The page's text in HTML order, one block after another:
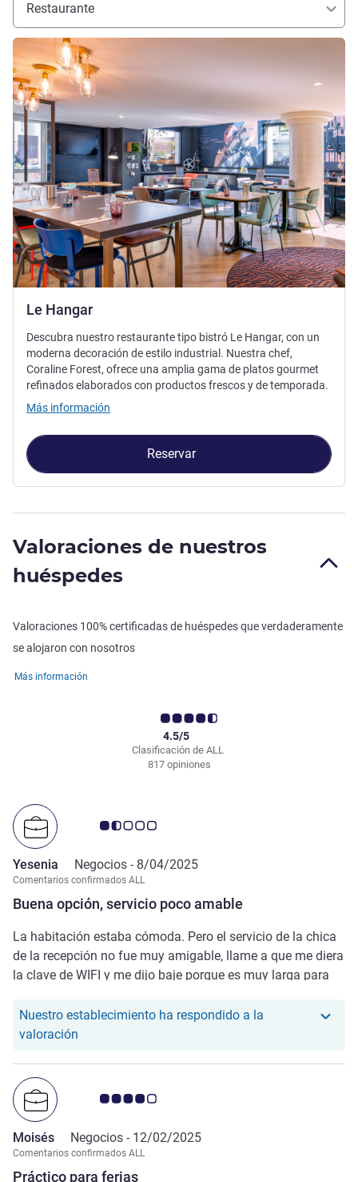
Restaurante
Le Hangar
Más información
Descubra nuestro restaurante tipo bistró Le Hangar, con un
moderna decoración de estilo industrial. Nuestra chef,
Coraline Forest, ofrece una amplia gama de platos gourmet
refinados elaborados con productos frescos y de temporada.
Más información
Reservar
Valoraciones de nuestros
huéspedes
Valoraciones 100% certificadas de huéspedes que verdaderamente
se alojaron con nosotros
Más información
Clasificación de ALL
4.5/5
817 opiniones
Buena opción, servicio poco amable
Nota de clientes de Avis 1.5/5
Yesenia Negocios - 8/04/2025
Comentarios confirmados ALL
La habitación estaba cómoda. Pero el servicio de la chica
de la recepción no fue muy amigable, llame a que me diera
la clave de WIFI y me dijo baje porque es muy larga para
me dijo no tenemos porque prestamos a huespedes como
uds que no traen y luego no nos devuelven. La variedad del
Nuestro establecimiento ha respondido a la
valoración
Práctico para ferias
Nota de clientes de Avis 4.0/5
Moisés Negocios - 12/02/2025
Comentarios confirmados ALL